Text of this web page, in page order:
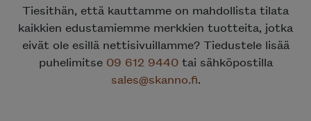
Tiesithän, että kauttamme on mahdollista tilata
kaikkien edustamiemme merkkien tuotteita, jotka
eivät ole esillä nettisivuillamme? Tiedustele lisää
puhelimitse 09 612 9440tai sähköpostilla
sales@skanno.fi.